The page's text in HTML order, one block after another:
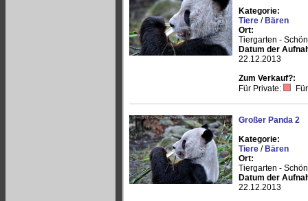
Kategorie:
Tiere / Bären
Ort:
Tiergarten -
Datum der
22.12.2013
Zum Verkauf?:
Für Private:
Großer Panda 2
Kategorie:
Tiere / Bären
Ort:
Tiergarten -
Datum der
22.12.2013